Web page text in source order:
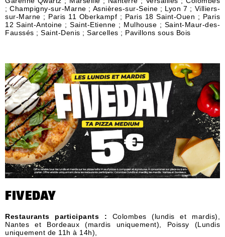
; Champigny-sur-Marne ; Asnières-sur-Seine ; Lyon 7 ; Villiers-
sur-Marne ; Paris 11 Oberkampf ; Paris 18 Saint-Ouen ; Paris
12 Saint-Antoine ; Saint-Etienne ; Mulhouse ; Saint-Maur-des-
Faussés ; Saint-Denis ; Sarcelles ; Pavillons sous Bois
FIVEDAY
Restaurants participants : Colombes (lundis et mardis),
Nantes et Bordeaux (mardis uniquement), Poissy (Lundis
uniquement de 11h à 14h),